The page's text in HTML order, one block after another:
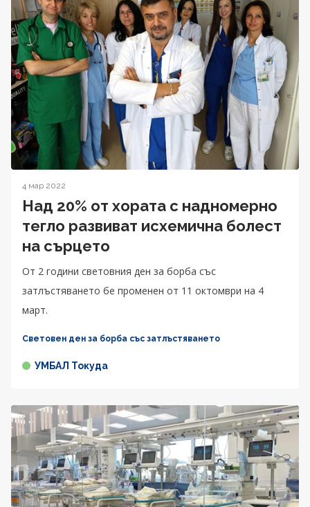
4 мар 2022
Над 20% от хората с надномерно
тегло развиват исхемична болест
на сърцето
От 2 години световния ден за борба със
затлъстяването бе променен от 11 октомври на 4
март.
Световен ден за борба със затлъстяването
УМБАЛ Токуда